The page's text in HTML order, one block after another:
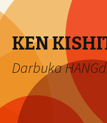
KEN
Darbuka